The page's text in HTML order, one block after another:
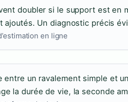
doubler si le support est en
ajoutés. Un diagnostic précis
en ligne
entre un ravalement simple et
la durée de vie, la seconde